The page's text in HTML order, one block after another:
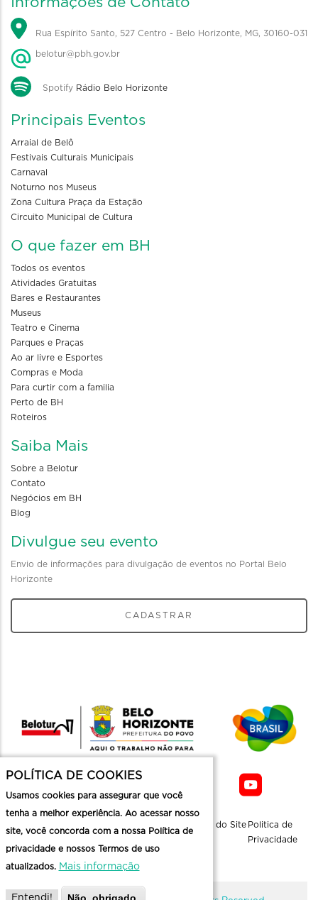
Rua Espírito Santo, 527 Centro - Belo Horizonte, MG, 30160-031
belotur@pbh.gov.br
Spotify Rádio Belo Horizonte
Principais Eventos
Arraial de Belô
Festivais Culturais Municipais
Carnaval
Noturno nos Museus
Zona Cultura Praça da Estação
Circuito Municipal de Cultura
O que fazer em BH
Todos os eventos
Atividades Gratuitas
Bares e Restaurantes
Museus
Teatro e Cinema
Parques e Praças
Ao ar livre e Esportes
Compras e Moda
Para curtir com a familia
Perto de BH
Roteiros
Saiba Mais
Sobre a Belotur
Contato
Negócios em BH
Blog
Divulgue seu evento
Envio de informações para divulgação de eventos no Portal Belo
Horizonte
CADASTRAR
Mapa do Site Politica de
Privacidade
POLÍTICA DE COOKIES
Usamos cookies para assegurar que você
tenha a melhor experiência. Ao acessar nosso
site, você concorda com a nossa Política de
privacidade e nossos Termos de uso
atualizados. Mais informação
Entendi!